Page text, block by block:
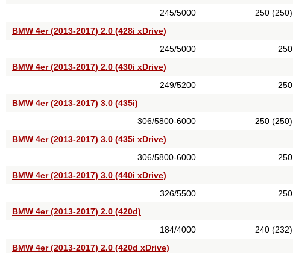
245/5000
250 (250)
BMW 4er (2013-2017) 2.0 (428i xDrive)
245/5000
250
BMW 4er (2013-2017) 2.0 (430i xDrive)
249/5200
250
BMW 4er (2013-2017) 3.0 (435i)
306/5800-6000
250 (250)
BMW 4er (2013-2017) 3.0 (435i xDrive)
306/5800-6000
250
BMW 4er (2013-2017) 3.0 (440i xDrive)
326/5500
250
BMW 4er (2013-2017) 2.0 (420d)
184/4000
240 (232)
BMW 4er (2013-2017) 2.0 (420d xDrive)